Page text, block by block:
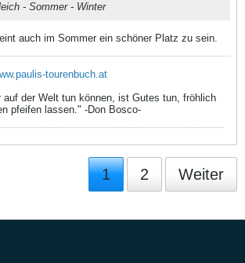
- Sommer - Winter
auch im Sommer ein schöner Platz zu sein.
tourenbuch.at
der Welt tun können, ist Gutes tun, fröhlich
pfeifen lassen." -Don Bosco-
1 2 Weiter